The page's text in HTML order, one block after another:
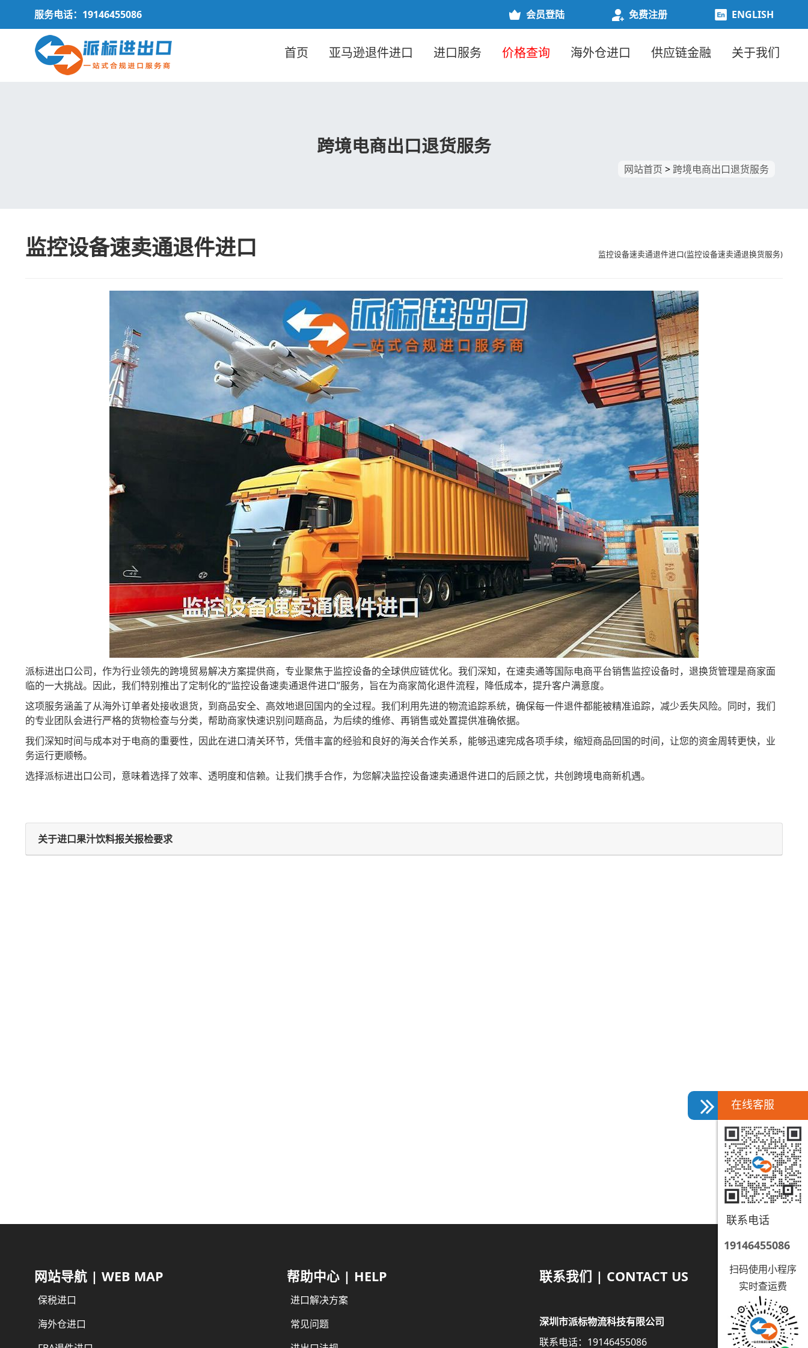
服务电话：19146455086 会员登陆 免费注册 ENGLISH
首页 亚马逊退件进口 进口服务 价格查询 海外仓进口 供应链金融 关于我们
跨境电商出口退货服务
网站首页 跨境电商出口退货服务
监控设备速卖通退件进口(监控设备速卖通退换货服务)
监控设备速卖通退件进口
派标进出口公司，作为行业领先的跨境贸易解决方案提供商，专业聚焦于监控设备的全球供应链优化。我们深知，在速卖通等国际电商平台销售监控设备时，退换货管理是商家面
临的一大挑战。因此，我们特别推出了定制化的“监控设备速卖通退件进口”服务，旨在为商家简化退件流程，降低成本，提升客户满意度。
这项服务涵盖了从海外订单者处接收退货，到商品安全、高效地退回国内的全过程。我们利用先进的物流追踪系统，确保每一件退件都能被精准追踪，减少丢失风险。同时，我们
的专业团队会进行严格的货物检查与分类，帮助商家快速识别问题商品，为后续的维修、再销售或处置提供准确依据。
我们深知时间与成本对于电商的重要性，因此在进口清关环节，凭借丰富的经验和良好的海关合作关系，能够迅速完成各项手续，缩短商品回国的时间，让您的资金周转更快，业
务运行更顺畅。
选择派标进出口公司，意味着选择了效率、透明度和信赖。让我们携手合作，为您解决监控设备速卖通退件进口的后顾之忧，共创跨境电商新机遇。
关于进口果汁饮料报关报检要求
网站导航 | WEB MAP
保税进口
海外仓进口
帮助中心 | HELP
进口解决方案
常见问题
联系我们 | CONTACT US
深圳市派标物流科技有限公司
联系电话：19146455086
在线客服
联系电话
19146455086
扫码使用小程序
实时查运费